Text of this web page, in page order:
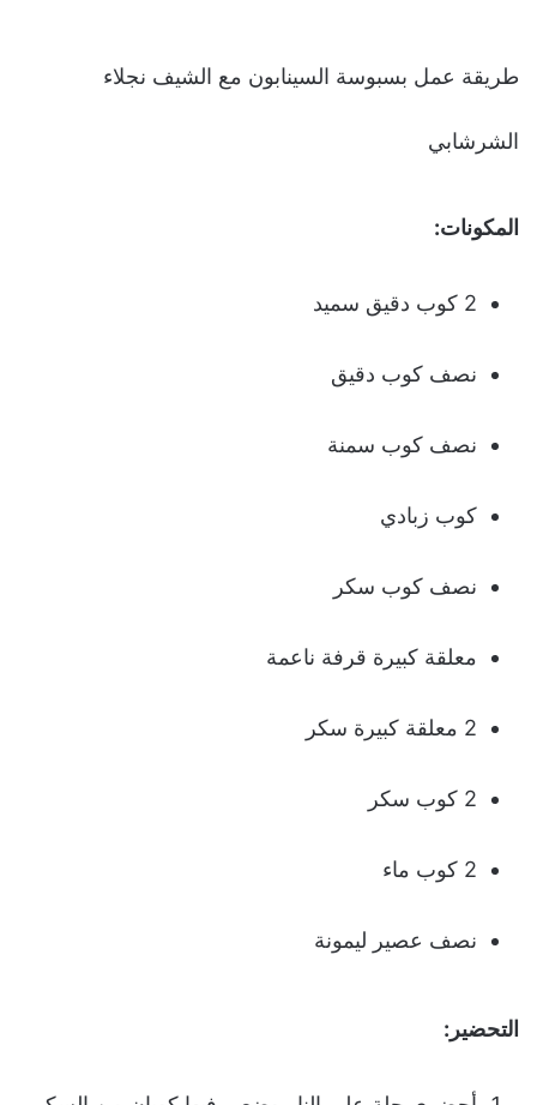
طريقة عمل بسبوسة السينابون مع الشيف نجلاء
الشرشابي
المكونات:
2 كوب دقيق سميد
نصف كوب دقيق
نصف كوب سمنة
كوب زبادي
نصف كوب سكر
معلقة كبيرة قرفة ناعمة
2 معلقة كبيرة سكر
2 كوب سكر
2 كوب ماء
نصف عصير ليمونة
التحضير: